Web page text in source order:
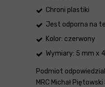
Chroni plastiki
Jest odporna na
Kolor: czerwony
Wymiary: 5 mm x
Podmiot
MRC Michał